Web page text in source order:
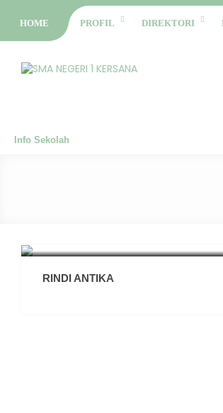
HOME PROFIL DIREKTORI
Info Sekolah
RINDI ANTIKA